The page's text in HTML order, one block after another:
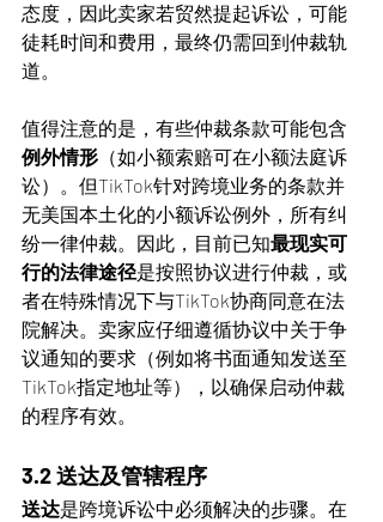
态度，因此卖家若贸然提起诉讼，可能
徒耗时间和费用，最终仍需回到仲裁轨
道。
值得注意的是，有些仲裁条款可能包含
例外情形 （如小额索赔可在小额法庭诉
讼）。但TikTok针对跨境业务的条款并
无美国本土化的小额诉讼例外，所有纠
纷一律仲裁。因此，目前已知最现实可
行的法律途径是按照协议进行仲裁，或
者在特殊情况下与TikTok协商同意在法
院解决。卖家应仔细遵循协议中关于争
议通知的要求（例如将书面通知发送至
TikTok指定地址等），以确保启动仲裁
的程序有效。
3.2 送达及管辖程序
送达是跨境诉讼中必须解决的步骤。在